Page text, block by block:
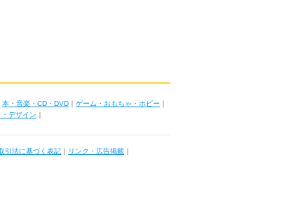
本・音楽・CD・DVD ｜ ゲーム・おもちゃ・ホビー ｜
デザイン ｜
引法に基づく表記 ｜ リンク・広告掲載 ｜